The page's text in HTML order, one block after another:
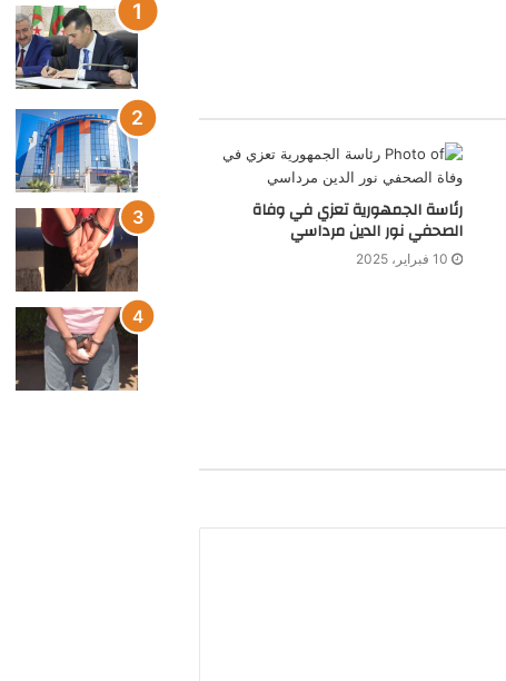
رئاسة الجمهورية تعزي في وفاة
الصحفي نور الدين مرداسي
10 فبراير، 2025